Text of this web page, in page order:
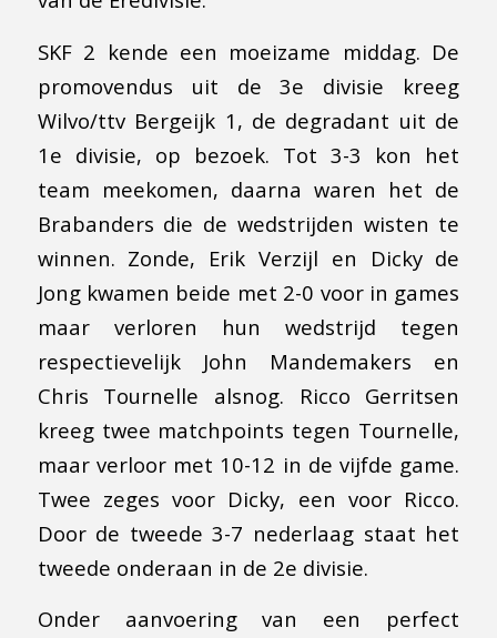
SKF 2 kende een moeizame middag. De
promovendus uit de 3e divisie kreeg
Wilvo/ttv Bergeijk 1, de degradant uit de
1e divisie, op bezoek. Tot 3-3 kon het
team meekomen, daarna waren het de
Brabanders die de wedstrijden wisten te
winnen. Zonde, Erik Verzijl en Dicky de
Jong kwamen beide met 2-0 voor in games
maar verloren hun wedstrijd tegen
respectievelijk John Mandemakers en
Chris Tournelle alsnog. Ricco Gerritsen
kreeg twee matchpoints tegen Tournelle,
maar verloor met 10-12 in de vijfde game.
Twee zeges voor Dicky, een voor Ricco.
Door de tweede 3-7 nederlaag staat het
tweede onderaan in de 2e divisie.
Onder aanvoering van een perfect